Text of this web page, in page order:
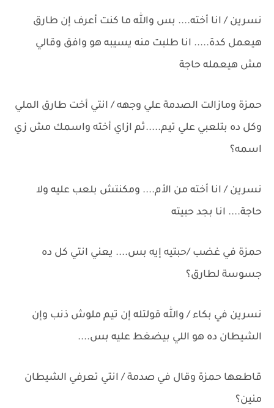
نسرين / انا أخته.... بس والله ما كنت أعرف إن طارق
هيعمل كدة..... انا طلبت منه يسيبه هو وافق وقالي
مش هيعمله حاجة
حمزة ومازالت الصدمة علي وجهه / انتي أخت طارق الملي
وكل ده بتلعبي علي تيم.....ثم ازاي أخته واسمك مش زي
اسمه؟
نسرين / انا أخته من الأم.... ومكنتش بلعب عليه ولا
حاجة.... انا بجد حبيته
حمزة في غضب /حبتيه إيه بس.... يعني انتي كل ده
جسوسة لطارق؟
نسرين في بكاء / والله قولتله إن تيم ملوش ذنب وإن
الشيطان ده هو اللي بيضغط عليه بس....
قاطعها حمزة وقال في صدمة / انتي تعرفي الشيطان
منين؟